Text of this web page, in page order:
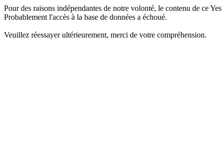
Pour des raisons indépendantes de notre volonté, le contenu de ce
Probablement l'accès à la base de données a échoué.
Veuillez réessayer ultérieurement, merci de votre compréhension.